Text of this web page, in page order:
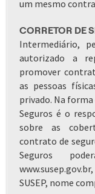
um mesmo
CORRETOR DE
Intermediário,
autorizado a
promover
as pessoas
privado. Na
Seguros é o
sobre as
contrato de
Seguros
SUSEP, nome